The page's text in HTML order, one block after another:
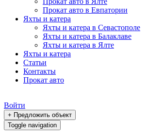
Прокат авто в Евпатории
Яхты и катера
Яхты и катера в Севастополе
Яхты и катера в Балаклаве
Яхты и катера в Ялте
Яхты и катера
Статьи
Контакты
Прокат авто
Войти
+ Предложить объект
Toggle navigation